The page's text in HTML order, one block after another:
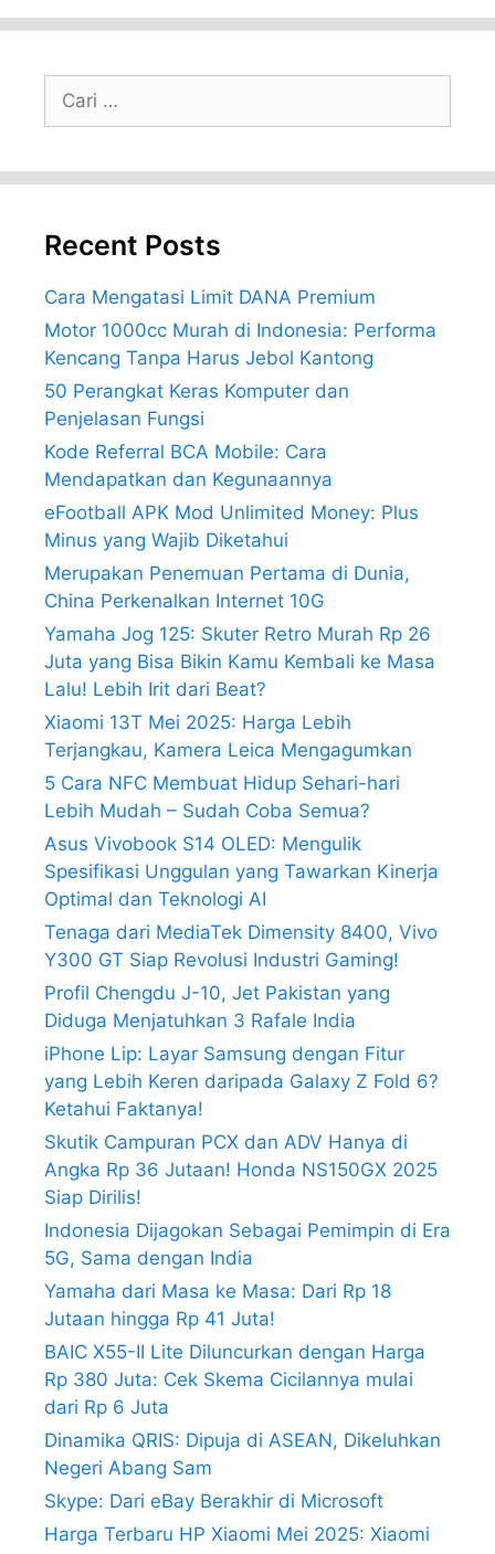
untuk:
Recent Posts
Cara Mengatasi Limit DANA Premium
Motor 1000cc Murah di Indonesia: Performa
Kencang Tanpa Harus Jebol Kantong
50 Perangkat Keras Komputer dan
Penjelasan Fungsi
Kode Referral BCA Mobile: Cara
Mendapatkan dan Kegunaannya
eFootball APK Mod Unlimited Money: Plus
Minus yang Wajib Diketahui
Merupakan Penemuan Pertama di Dunia,
China Perkenalkan Internet 10G
Yamaha Jog 125: Skuter Retro Murah Rp 26
Juta yang Bisa Bikin Kamu Kembali ke Masa
Lalu! Lebih Irit dari Beat?
Xiaomi 13T Mei 2025: Harga Lebih
Terjangkau, Kamera Leica Mengagumkan
5 Cara NFC Membuat Hidup Sehari-hari
Lebih Mudah – Sudah Coba Semua?
Asus Vivobook S14 OLED: Mengulik
Spesifikasi Unggulan yang Tawarkan Kinerja
Optimal dan Teknologi AI
Tenaga dari MediaTek Dimensity 8400, Vivo
Y300 GT Siap Revolusi Industri Gaming!
Profil Chengdu J-10, Jet Pakistan yang
Diduga Menjatuhkan 3 Rafale India
iPhone Lip: Layar Samsung dengan Fitur
yang Lebih Keren daripada Galaxy Z Fold 6?
Ketahui Faktanya!
Skutik Campuran PCX dan ADV Hanya di
Angka Rp 36 Jutaan! Honda NS150GX 2025
Siap Dirilis!
Indonesia Dijagokan Sebagai Pemimpin di Era
5G, Sama dengan India
Yamaha dari Masa ke Masa: Dari Rp 18
Jutaan hingga Rp 41 Juta!
BAIC X55-II Lite Diluncurkan dengan Harga
Rp 380 Juta: Cek Skema Cicilannya mulai
dari Rp 6 Juta
Dinamika QRIS: Dipuja di ASEAN, Dikeluhkan
Negeri Abang Sam
Skype: Dari eBay Berakhir di Microsoft
Harga Terbaru HP Xiaomi Mei 2025: Xiaomi